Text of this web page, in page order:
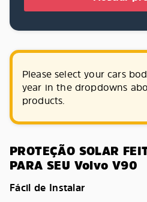
Please select your cars
year in the dropdowns
products.
PROTEÇÃO SOLAR
PARA SEU Volvo V90
Fácil de Instalar